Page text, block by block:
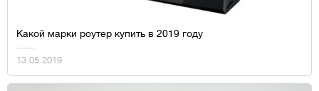
Какой марки роутер купить в 2019 году
13.05.2019